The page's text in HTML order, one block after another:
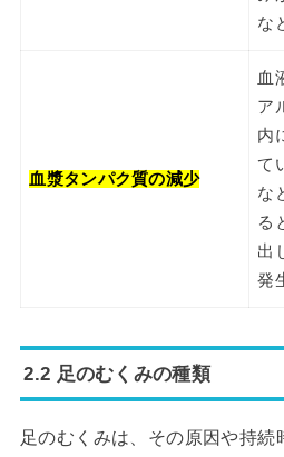
な
血漿タンパク質の減少
血
ア
内
て
な
る
出
発
2.2 足のむくみの種類
足のむくみは、その原因や持続